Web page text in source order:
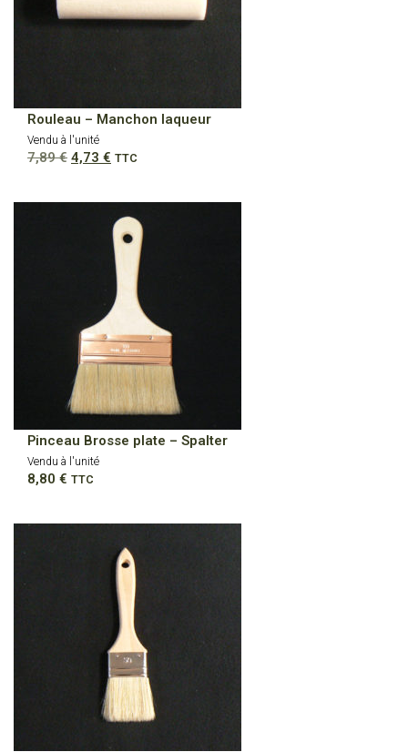
Rouleau – Manchon laqueur
Vendu à l'unité
7,89€ Le
était :
4,73 € Le
est :
4,73 €.
TTC
Pinceau Brosse plate – Spalter
Vendu à l'unité
8,80 € TTC